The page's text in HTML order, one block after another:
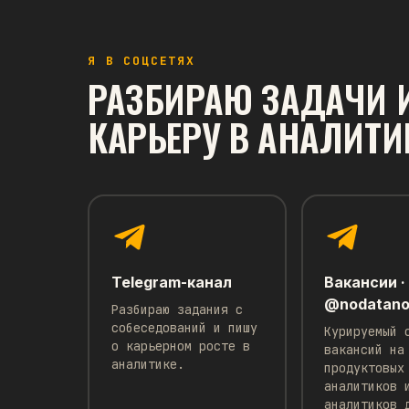
ПОХОЖИЕ
A/B-ТЕСТЫ И СТАТИСТИКА
В чем разница MDE vs Effect Size
путать
взаимозаменяются при работе с A/B на
Читать →
Я В СОЦСЕТЯХ
РАЗБИРАЮ ЗАДАЧИ
КАРЬЕРУ В
Telegram-канал
Разбираю задания с
собеседований и пишу
о карьерном росте в
аналитике.
Вакансии ·
Курируемый
вакансий на
продуктовых
аналитиков и
аналитиков